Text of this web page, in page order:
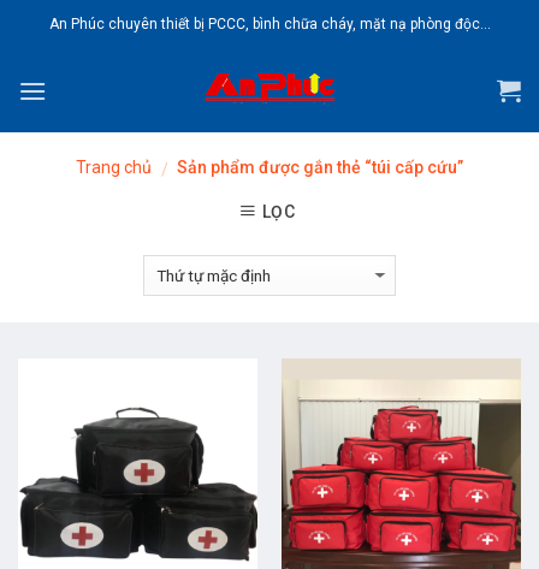
An Phúc chuyên thiết bị PCCC, bình chữa cháy, mặt nạ phòng độc...
Trang chủ / Sản phẩm được gắn thẻ “túi cấp cứu”
LỌC